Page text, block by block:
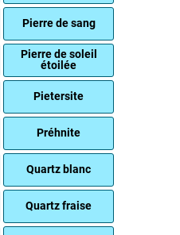
Pierre de sang
Pierre de soleil
étoilée
Pietersite
Préhnite
Quartz blanc
Quartz fraise